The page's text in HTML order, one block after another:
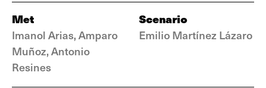
Met
Imanol Arias, Amparo
Muñoz, Antonio
Resines
Scenario
Emilio Martínez Lázaro